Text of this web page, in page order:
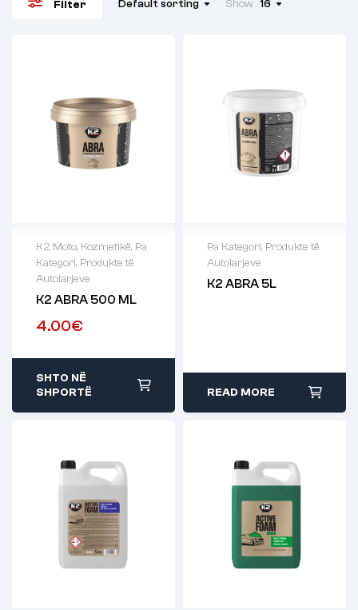
Filter Default sorting Show 16
K2 Moto, Kozmetikë, Pa
Kategori, Produkte të
Autolarjeve
K2 ABRA 500 ML
4.00€
SHTO NË
SHPORTË
Pa Kategori, Produkte të
Autolarjeve
K2 ABRA 5L
READ MORE